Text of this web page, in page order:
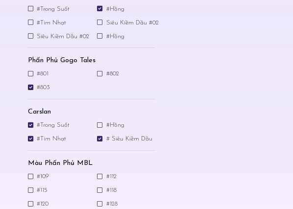
#Trong Suốt #Hồng
#Tím Nhạt Siêu Kiềm Dầu #02
Siêu Kiềm Dầu #02 #Hồng
Phấn Phủ Gogo Tales
#801 #802
#803
Carslan
#Trong Suốt #Hồng
#Tím Nhạt # Siêu Kiềm Dầu
Màu Phấn Phủ MBL
#109 #112
#115 #118
#120 #128